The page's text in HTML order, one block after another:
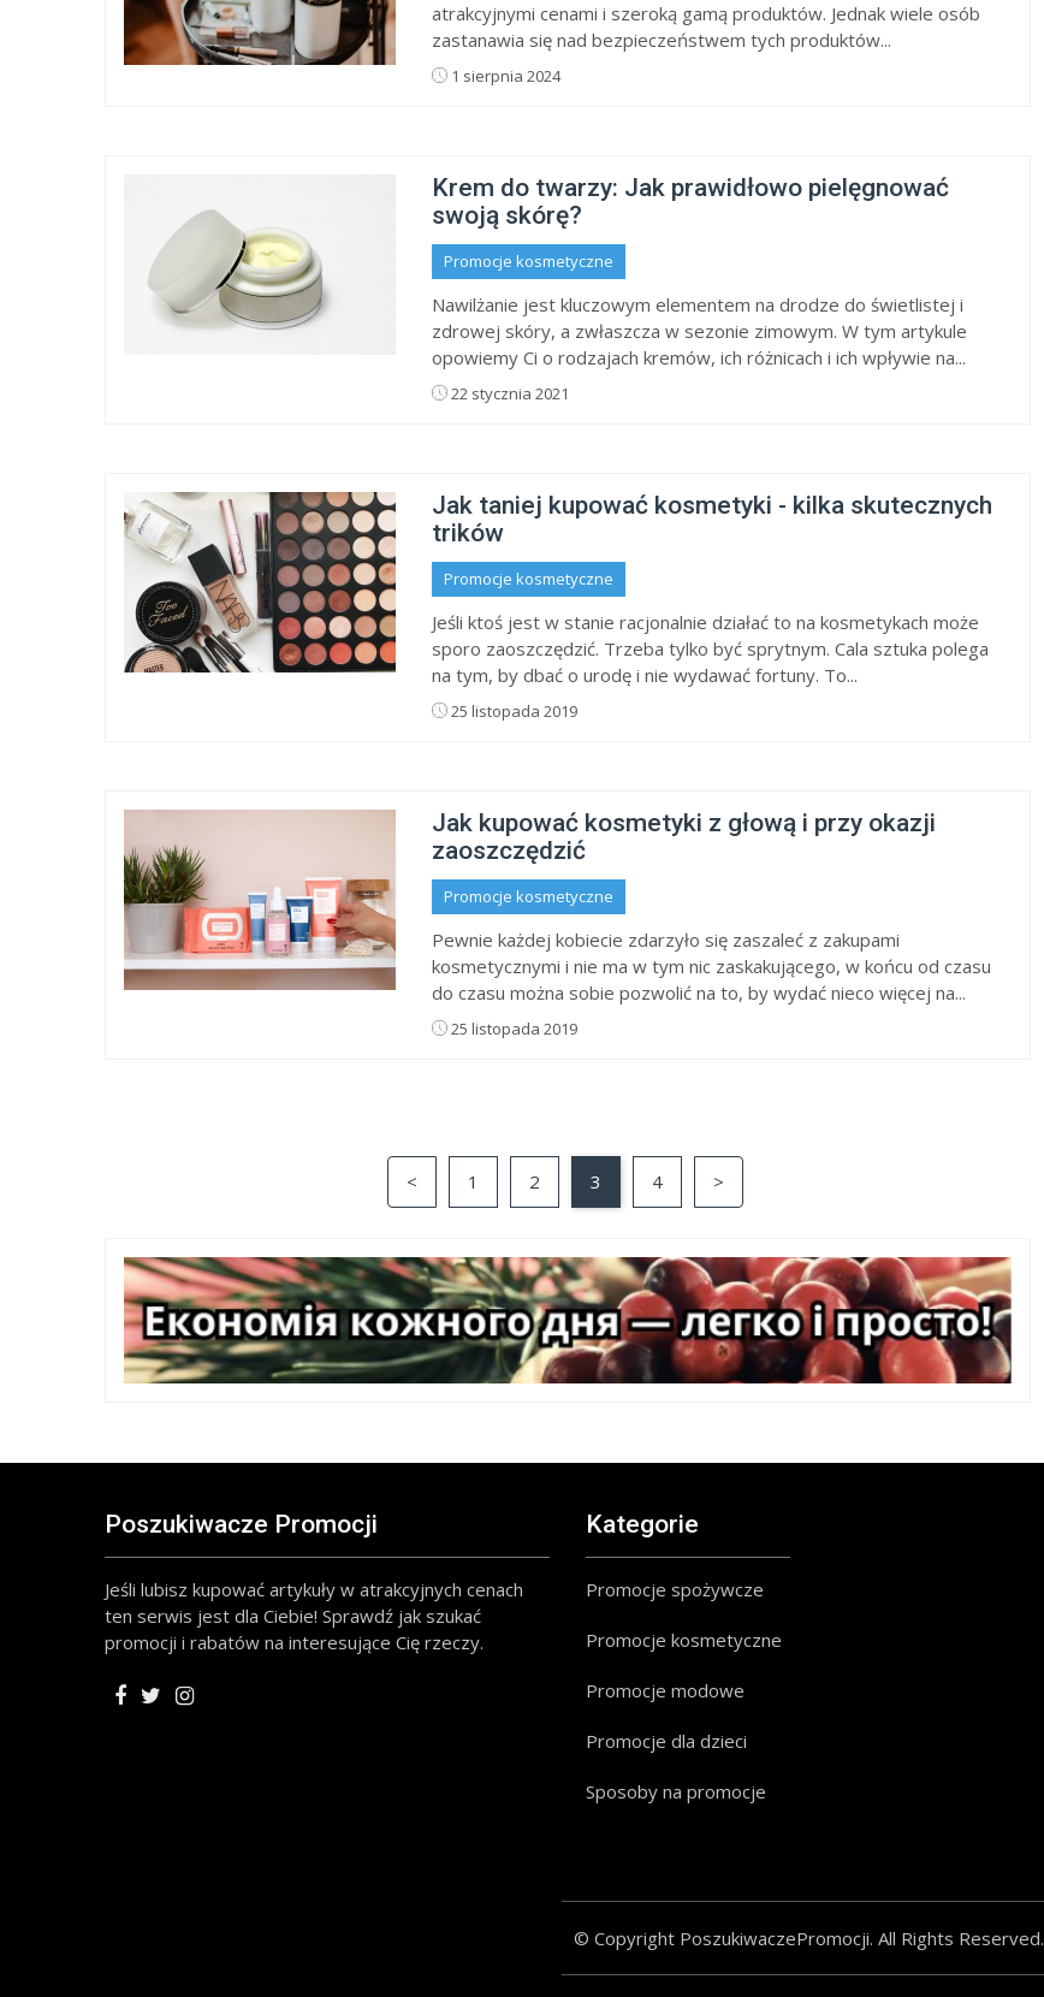
atrakcyjnymi cenami i szeroką gamą produktów. Jednak wiele osób
zastanawia się nad bezpieczeństwem tych produktów...
1 sierpnia 2024
Krem do twarzy: Jak prawidłowo pielęgnować
swoją skórę?
Promocje kosmetyczne
Nawilżanie jest kluczowym elementem na drodze do świetlistej i
zdrowej skóry, a zwłaszcza w sezonie zimowym. W tym artykule
opowiemy Ci o rodzajach kremów, ich różnicach i ich wpływie na...
22 stycznia 2021
Jak taniej kupować kosmetyki - kilka skutecznych
trików
Promocje kosmetyczne
Jeśli ktoś jest w stanie racjonalnie działać to na kosmetykach może
sporo zaoszczędzić. Trzeba tylko być sprytnym. Cala sztuka polega
na tym, by dbać o urodę i nie wydawać fortuny. To...
25 listopada 2019
Jak kupować kosmetyki z głową i przy okazji
zaoszczędzić
Promocje kosmetyczne
Pewnie każdej kobiecie zdarzyło się zaszaleć z zakupami
kosmetycznymi i nie ma w tym nic zaskakującego, w końcu od czasu
do czasu można sobie pozwolić na to, by wydać nieco więcej na...
25 listopada 2019
< 1 2 3 4 >
Poszukiwacze Promocji
Jeśli lubisz kupować artykuły w atrakcyjnych cenach
ten serwis jest dla Ciebie! Sprawdź jak szukać
promocji i rabatów na interesujące Cię rzeczy.
Kategorie
Promocje spożywcze
Promocje kosmetyczne
Promocje modowe
Promocje dla dzieci
Sposoby na promocje
© Copyright PoszukiwaczePromocji. All Rights Reserved.